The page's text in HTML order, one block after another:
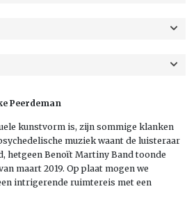
Peerdeman
kunstvorm is, zijn sommige klanken
muziek waant de luisteraar
hetgeen Benoït Martiny Band toonde
maart 2019. Op plaat mogen we
intrigerende ruimtereis met een